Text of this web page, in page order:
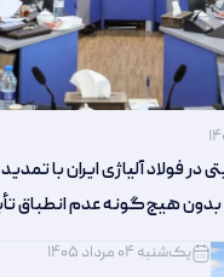
فولاد آلیاژی ایران با تمدید
یک‌شنبه 04 مرداد 1405